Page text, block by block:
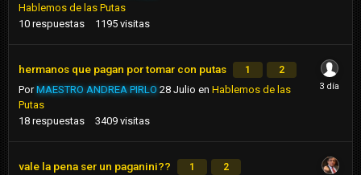
Hablemos de las Putas
10 respuestas 1195 visitas
hermanos que pagan por tomar con putas 1 2
PorMAESTRO ANDREA PIRLO 28 Julio en Hablemos de las
Putas
18 respuestas 3409 visitas
vale la pena ser un paganini?? 1 2